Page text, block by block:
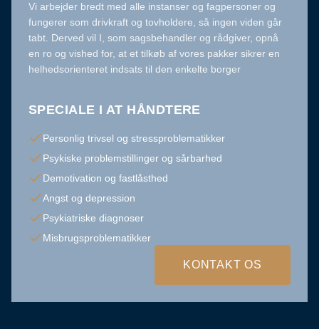
Vi arbejder bredt med alle instanser og fagpersoner og
fungerer som drivkraft og tovholdere, så ingen viden går
tabt. Derved vil I, som sagsbehandler og rådgiver, opnå
en ro og vished for, at et tilkøb af vores pakker sikrer en
helhedsorienteret indsats til den enkelte borger
SPECIALE I AT HÅNDTERE
Personlig trivsel og stressproblematikker
Psykiske problemstillinger og sårbarhed
Demotivation og fastlåsthed
Angst og depression
Psykiatriske diagnoser
Misbrugsproblematikker
KONTAKT OS